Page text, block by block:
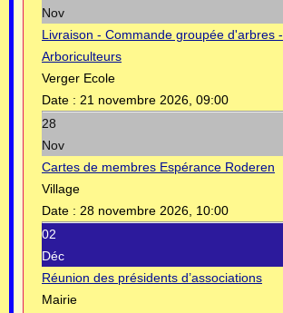
Nov
Livraison - Commande groupée d'arbres -
Arboriculteurs
Verger Ecole
Date : 21 novembre 2026, 09:00
28
Nov
Cartes de membres Espérance Roderen
Village
Date : 28 novembre 2026, 10:00
02
Déc
Réunion des présidents d’associations
Mairie